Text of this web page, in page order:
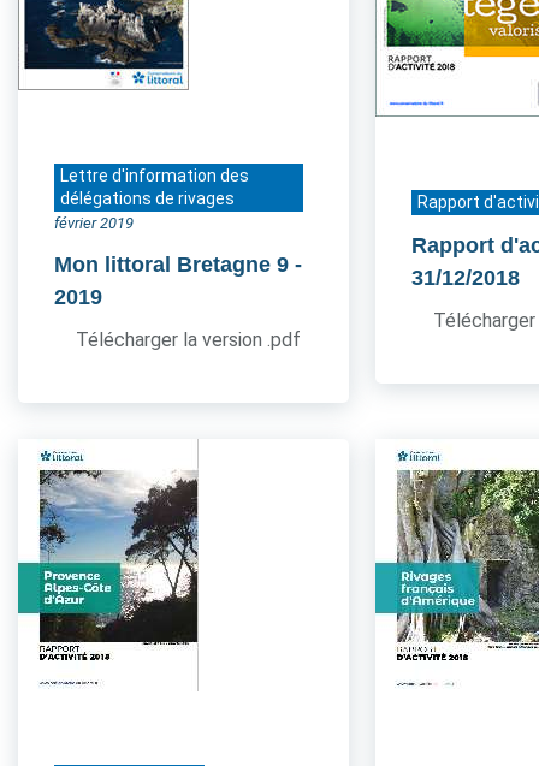
Lettre d'information des
délégations de rivages
février 2019
Mon littoral Bretagne 9 -
2019
Télécharger la version .pdf
Rapport
Rapport
31/12/2018